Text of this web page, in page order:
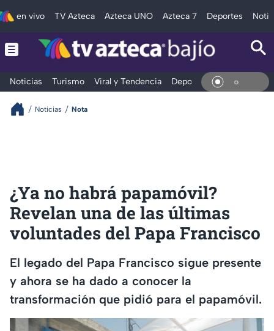
en vivo TV Azteca Azteca UNO Azteca 7 Deportes
Noticias Turismo Viral y Tendencia Deportes Espectáculos
En
Noticias Nota
¿Ya no habrá papamóvil?
Revelan una de las últimas
voluntades del Papa Francisco
El legado del Papa Francisco sigue presente
y ahora se ha dado a conocer la
transformación que pidió para el papamóvil.